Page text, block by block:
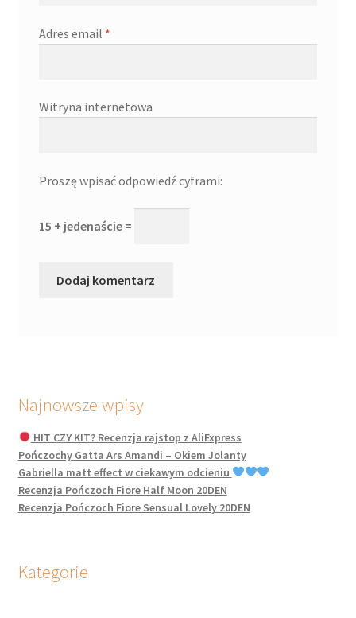
Adres email *
Witryna internetowa
Proszę wpisać odpowiedź cyframi:
15 + jedenaście =
Najnowsze wpisy
HIT CZY KIT? Recenzja rajstop z AliExpress
Pończochy Gatta Ars Amandi – Okiem Jolanty
Gabriella matt effect w ciekawym odcieniu
Recenzja Pończoch Fiore Half Moon 20DEN
Recenzja Pończoch Fiore Sensual Lovely 20DEN
Kategorie